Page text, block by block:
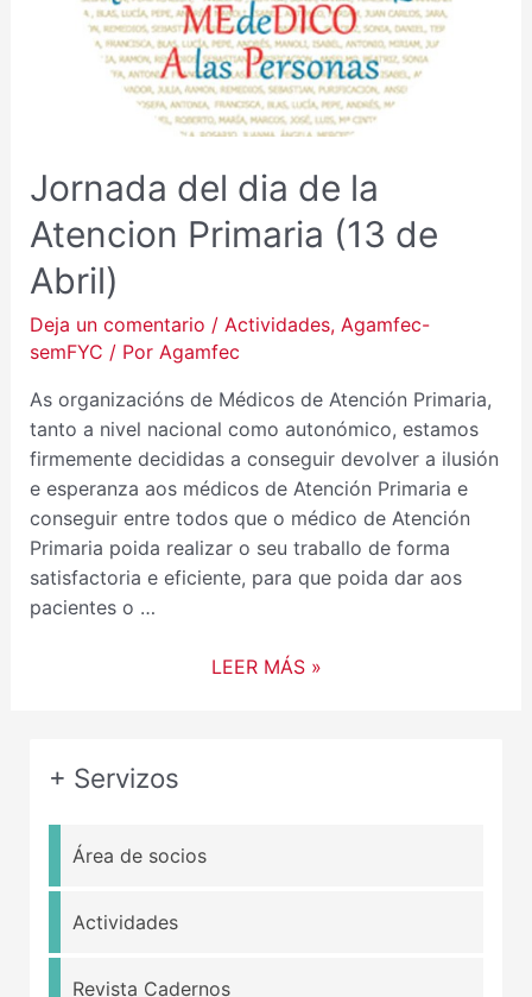
Jornada del dia de la
Atencion Primaria (13 de
Abril)
Deja un comentario / Actividades, Agamfec-
semFYC / Por Agamfec
As organizacións de Médicos de Atención Primaria,
tanto a nivel nacional como autonómico, estamos
firmemente decididas a conseguir devolver a ilusión
e esperanza aos médicos de Atención Primaria e
conseguir entre todos que o médico de Atención
Primaria poida realizar o seu traballo de forma
satisfactoria e eficiente, para que poida dar aos
pacientes o …
(13
DE
ABRIL)
LEER MÁS »
+ Servizos
Área de socios
Actividades
Revista Cadernos